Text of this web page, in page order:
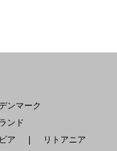
ンマーク
ンド
ア
リトアニア